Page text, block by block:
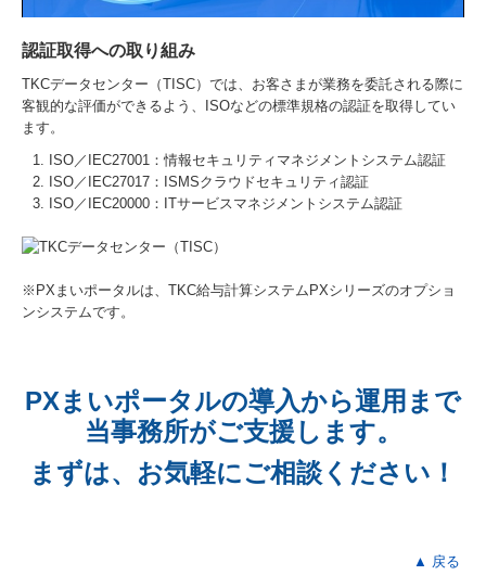
認証取得への取り組み
TKCデータセンター（TISC）では、お客さまが業務を委託される際に
客観的な評価ができるよう、ISOなどの標準規格の認証を取得してい
ます。
ISO／IEC27001：情報セキュリティマネジメントシステム認証
ISO／IEC27017：ISMSクラウドセキュリティ認証
ISO／IEC20000：ITサービスマネジメントシステム認証
※PXまいポータルは、TKC給与計算システムPXシリーズのオプショ
ンシステムです。
PXまいポータルの導入から運用まで
当事務所がご支援します。
まずは、お気軽にご相談ください！
▲ 戻る